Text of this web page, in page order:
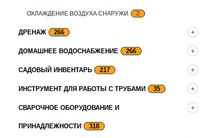
ОХЛАЖДЕНИЕ ВОЗДУХА СНАРУЖИ 2
ДРЕНАЖ 266
ДОМАШНЕЕ ВОДОСНАБЖЕНИЕ 266
САДОВЫЙ ИНВЕНТАРЬ 217
ИНСТРУМЕНТ ДЛЯ РАБОТЫ С ТРУБАМИ 35
СВАРОЧНОЕ ОБОРУДОВАНИЕ И
ПРИНАДЛЕЖНОСТИ 318